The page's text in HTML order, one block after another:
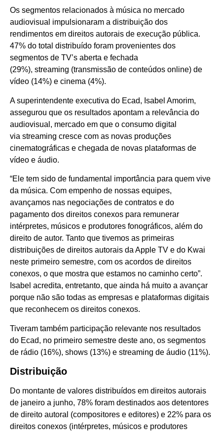
Os segmentos relacionados à música no mercado
audiovisual impulsionaram a distribuição dos
rendimentos em direitos autorais de execução pública.
47% do total distribuído foram provenientes dos
segmentos de TV’s aberta e fechada
(29%), streaming (transmissão de conteúdos online) de
vídeo (14%) e cinema (4%).
A superintendente executiva do Ecad, Isabel Amorim,
assegurou que os resultados apontam a relevância do
audiovisual, mercado em que o consumo digital
via streaming cresce com as novas produções
cinematográficas e chegada de novas plataformas de
vídeo e áudio.
“Ele tem sido de fundamental importância para quem vive
da música. Com empenho de nossas equipes,
avançamos nas negociações de contratos e do
pagamento dos direitos conexos para remunerar
intérpretes, músicos e produtores fonográficos, além do
direito de autor. Tanto que tivemos as primeiras
distribuições de direitos autorais da Apple TV e do Kwai
neste primeiro semestre, com os acordos de direitos
conexos, o que mostra que estamos no caminho certo”.
Isabel acredita, entretanto, que ainda há muito a avançar
porque não são todas as empresas e plataformas digitais
que reconhecem os direitos conexos.
Tiveram também participação relevante nos resultados
do Ecad, no primeiro semestre deste ano, os segmentos
de rádio (16%), shows (13%) e streaming de áudio (11%).
Distribuição
Do montante de valores distribuídos em direitos autorais
de janeiro a junho, 78% foram destinados aos detentores
de direito autoral (compositores e editores) e 22% para os
direitos conexos (intérpretes, músicos e produtores